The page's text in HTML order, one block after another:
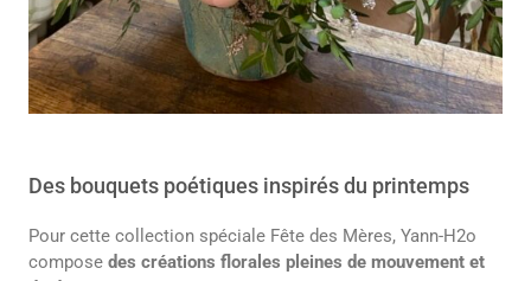
Des bouquets poétiques inspirés du printemps
Pour cette collection spéciale Fête des Mères, Yann-H2o
compose des créations florales pleines de mouvement et